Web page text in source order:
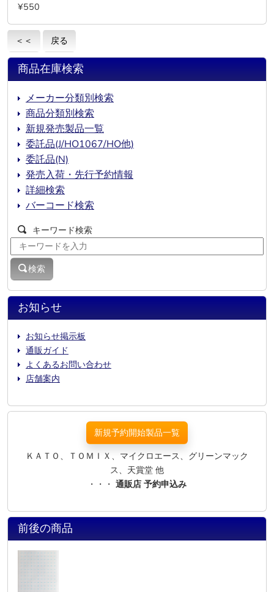
¥550
＜＜ 戻る
お知らせ
お知らせ掲示板
通販ガイド
よくあるお問い合わせ
店舗案内
商品在庫検索
メーカー分類別検索
商品分類別検索
新規発売製品一覧
委託品(J/HO1067/HO他)
委託品(N)
発売入荷・先行予約情報
詳細検索
バーコード検索
キーワード検索
検索
新規予約開始製品一覧
ＫＡＴＯ、ＴＯＭＩＸ、マイクロエース、グリーンマック
ス、天賞堂 他
・・・ 通販店 予約申込み
前後の商品